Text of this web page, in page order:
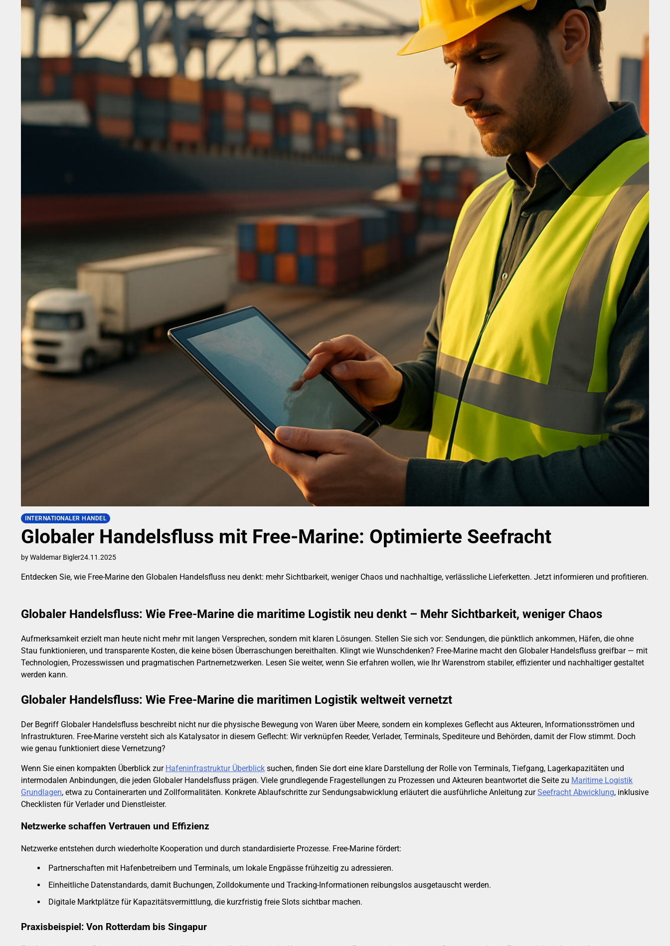
INTERNATIONALER HANDEL
Globaler Handelsfluss mit Free-Marine: Optimierte Seefracht
by Waldemar Bigler24.11.2025
Entdecken Sie, wie Free-Marine den Globalen Handelsfluss neu denkt: mehr Sichtbarkeit, weniger Chaos und nachhaltige, verlässliche Lieferketten. Jetzt informieren und profitieren.
Globaler Handelsfluss: Wie Free-Marine die maritime Logistik neu denkt – Mehr Sichtbarkeit, weniger Chaos
Aufmerksamkeit erzielt man heute nicht mehr mit langen Versprechen, sondern mit klaren Lösungen. Stellen Sie sich vor: Sendungen, die pünktlich ankommen, Häfen, die ohne
Stau funktionieren, und transparente Kosten, die keine bösen Überraschungen bereithalten. Klingt wie Wunschdenken? Free-Marine macht den Globaler Handelsfluss greifbar — mit
Technologien, Prozesswissen und pragmatischen Partnernetzwerken. Lesen Sie weiter, wenn Sie erfahren wollen, wie Ihr Warenstrom stabiler, effizienter und nachhaltiger gestaltet
werden kann.
Globaler Handelsfluss: Wie Free-Marine die maritimen Logistik weltweit vernetzt
Der Begriff Globaler Handelsfluss beschreibt nicht nur die physische Bewegung von Waren über Meere, sondern ein komplexes Geflecht aus Akteuren, Informationsströmen und
Infrastrukturen. Free-Marine versteht sich als Katalysator in diesem Geflecht: Wir verknüpfen Reeder, Verlader, Terminals, Spediteure und Behörden, damit der Flow stimmt. Doch
wie genau funktioniert diese Vernetzung?
Wenn Sie einen kompakten Überblick zur Hafeninfrastruktur Überblick suchen, finden Sie dort eine klare Darstellung der Rolle von Terminals, Tiefgang, Lagerkapazitäten und
intermodalen Anbindungen, die jeden Globaler Handelsfluss prägen. Viele grundlegende Fragestellungen zu Prozessen und Akteuren beantwortet die Seite zu Maritime Logistik
Grundlagen, etwa zu Containerarten und Zollformalitäten. Konkrete Ablaufschritte zur Sendungsabwicklung erläutert die ausführliche Anleitung zurSeefracht Abwicklung, inklusive
Checklisten für Verlader und Dienstleister.
Netzwerke schaffen Vertrauen und Effizienz
Netzwerke entstehen durch wiederholte Kooperation und durch standardisierte Prozesse. Free-Marine fördert:
Partnerschaften mit Hafenbetreibern und Terminals, um lokale Engpässe frühzeitig zu adressieren.
Einheitliche Datenstandards, damit Buchungen, Zolldokumente und Tracking-Informationen reibungslos ausgetauscht werden.
Digitale Marktplätze für Kapazitätsvermittlung, die kurzfristig freie Slots sichtbar machen.
Praxisbeispiel: Von Rotterdam bis Singapur